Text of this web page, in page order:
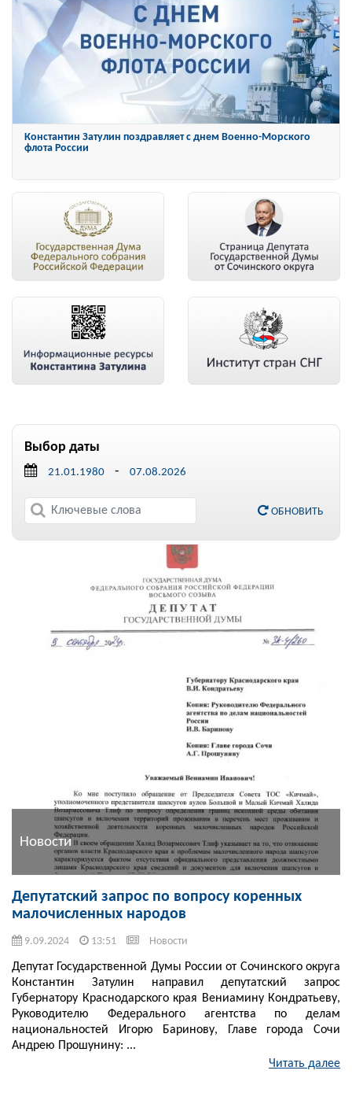
Константин Затулин награжден Орденом «За заслуги перед
Отечеством» IV степени
Выбор даты
-
ОБНОВИТЬ
Новости
Депутатский запрос по вопросу коренных
малочисленных народов
9.09.2024 13:51 Новости
Депутат Государственной Думы России от Сочинского округа
Константин Затулин направил депутатский запрос
Губернатору Краснодарского края Вениамину Кондратьеву,
Руководителю Федерального агентства по делам
национальностей Игорю Баринову, Главе города Сочи
Андрею Прошунину: ...
Читать далее